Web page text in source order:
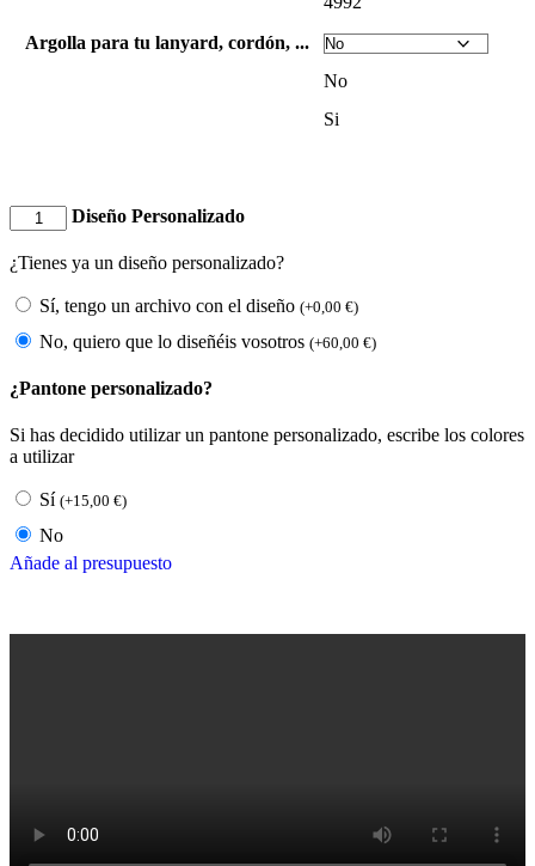
Argolla para tu lanyard, cordón, ...
No
Si
Diseño Personalizado
¿Tienes ya un diseño personalizado?
Sí, tengo un archivo con el diseño (+0,00 €)
No, quiero que lo diseñéis vosotros (+60,00 €)
¿Pantone personalizado?
Si has decidido utilizar un pantone personalizado, escribe los colores
a utilizar
Sí (+15,00 €)
No
Añade al presupuesto